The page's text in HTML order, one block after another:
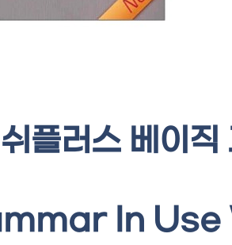
플러스 베이직
In Use